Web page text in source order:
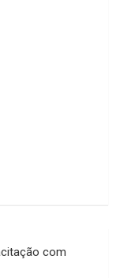
com